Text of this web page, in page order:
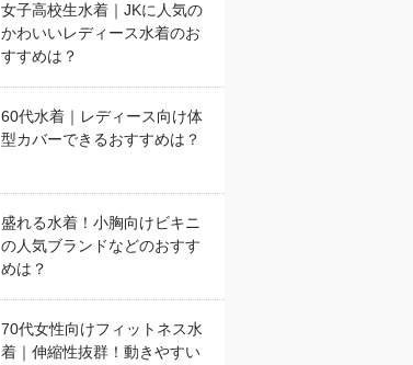
女子高校生水着｜JKに人気の
かわいいレディース水着のお
すすめは？
60代水着｜レディース向け体
型カバーできるおすすめは？
盛れる水着！小胸向けビキニ
の人気ブランドなどのおすす
めは？
70代女性向けフィットネス水
着｜伸縮性抜群！動きやすい